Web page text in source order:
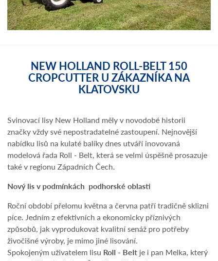
NEW HOLLAND ROLL-BELT 150
CROPCUTTER U ZÁKAZNÍKA NA
KLATOVSKU
Svinovací lisy New Holland měly v novodobé historii
značky vždy své nepostradatelné zastoupení. Nejnovější
nabídku lisů na kulaté balíky dnes utváří inovovaná
modelová řada Roll - Belt, která se velmi úspěšně prosazuje
také v regionu Západních Čech.
Nový lis v podmínkách podhorské oblasti
Roční období přelomu května a června patří tradičně sklizni
píce. Jedním z efektivních a ekonomicky příznivých
způsobů, jak vyprodukovat kvalitní senáž pro potřeby
živočišné výroby, je mimo jiné lisování.
Spokojeným uživatelem lisu Roll - Belt je i pan Melka, který